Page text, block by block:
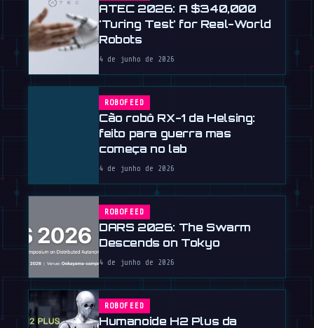
ATEC 2026: A $340,000
'Turing Test' for Real-World
Robots
4 de junho de 2026
ROBOFEED
Cão robô RX-1 da Helsing:
feito para guerra mas
começa no lab
4 de junho de 2026
ROBOFEED
DARS 2026: The Swarm
Descends on Tokyo
4 de junho de 2026
ROBOFEED
Humanoide H2 Plus da